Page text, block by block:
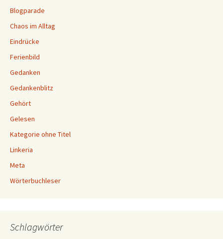
Blogparade
Chaos im Alltag
Eindrücke
Ferienbild
Gedanken
Gedankenblitz
Gehört
Gelesen
Kategorie ohne Titel
Linkeria
Meta
Wörterbuchleser
Schlagwörter